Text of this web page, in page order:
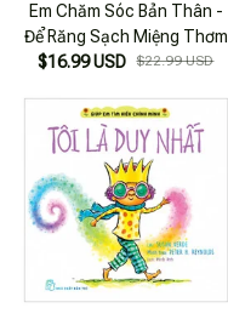
Em Chăm Sóc Bản Thân -
Để Răng Sạch Miệng Thơm
$16.99 USD
$22.99 USD